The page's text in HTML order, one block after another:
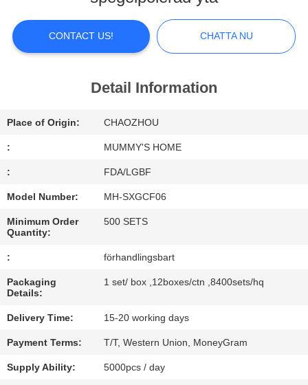
FACTORY
TOUR
CONTACT
US
NEWS
ALL
CASES
SITEMAP
INTEGRITETSPOLICY
CONTACT US! CHATTA NU
Detail Information
Place of Origin: CHAOZHOU
: MUMMY'S HOME
: FDA/LGBF
Model Number: MH-SXGCF06
Minimum Order
Quantity:
500 SETS
: förhandlingsbart
Packaging
Details:
1 set/ box ,12boxes/ctn ,8400sets/hq
Delivery Time: 15-20 working days
Payment Terms: T/T, Western Union, MoneyGram
Supply Ability: 5000pcs / day